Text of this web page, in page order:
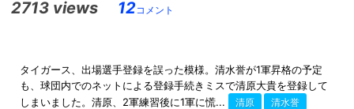
2713 views 12コメント
タイガース、出場選手登録を誤った模様。清水誉が1軍昇格の予定
も、球団内でのネットによる登録手続きミスで清原大貴を登録して
しまいました。清原、2軍練習後に1軍に慌...
清原 清水誉